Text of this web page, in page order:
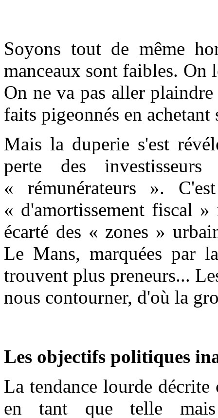
Soyons tout de même
manceaux sont faibles. On
On ne va pas aller
faits pigeonnés en
Mais la duperie s'est
perte des
« rémunérateurs ».
« d'amortissement fiscal
écarté des « zones »
Le Mans, marquées par
trouvent plus preneurs...
nous contourner, d'où la
Les objectifs politiques
La tendance lourde décrite
en tant que telle mais